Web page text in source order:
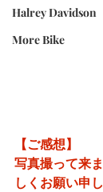
Halrey Davidson
More Bike
【ご感想】
写真撮って来
しくお願い申